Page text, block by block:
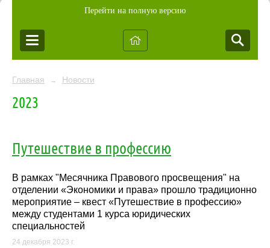
Перейти на полную версию
Главная → Новости
2023
Путешествие в профессию
В рамках "Месячника Правового просвещения" на
отделении «Экономики и права» прошло традиционно
мероприятие – квест «Путешествие в профессию»
между студентами 1 курса юридических
специальностей
24 декабря 2023 г.